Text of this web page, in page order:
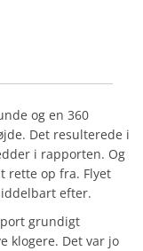
og en 360
Det resulterede i
i rapporten. Og
rette op fra. Flyet
efter.
grundigt
klogere. Det var jo